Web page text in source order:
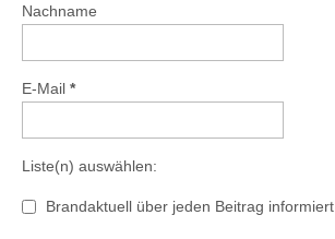
Nachname
E-Mail *
Liste(n) auswählen:
Brandaktuell über jeden Beitrag informiert